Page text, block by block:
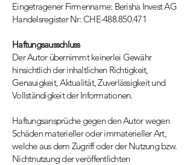
Eingetragener Firmenname: Berisha Invest AG
Handelsregister Nr: CHE-488.850.471
Haftungsausschluss
Der Autor übernimmt keinerlei Gewähr
hinsichtlich der inhaltlichen Richtigkeit,
Genauigkeit, Aktualität, Zuverlässigkeit und
Vollständigkeit der Informationen.
Haftungsansprüche gegen den Autor wegen
Schäden materieller oder immaterieller Art,
welche aus dem Zugriff oder der Nutzung bzw.
Nichtnutzung der veröffentlichten